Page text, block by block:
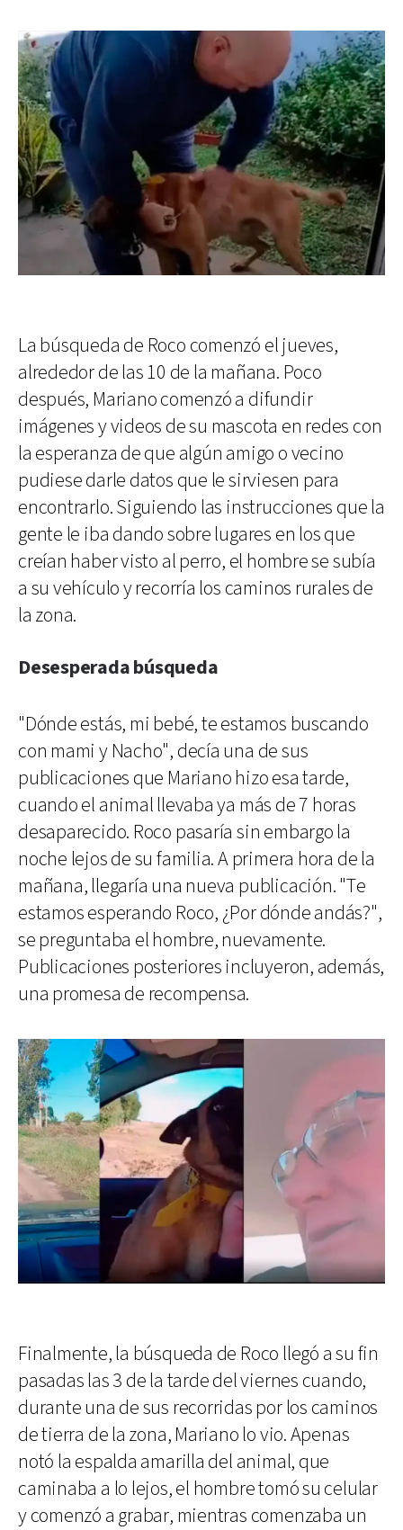
La búsqueda de Roco comenzó el jueves,
alrededor de las 10 de la mañana. Poco
después, Mariano comenzó a difundir
imágenes y videos de su mascota en redes con
la esperanza de que algún amigo o vecino
pudiese darle datos que le sirviesen para
encontrarlo. Siguiendo las instrucciones que la
gente le iba dando sobre lugares en los que
creían haber visto al perro, el hombre se subía
a su vehículo y recorría los caminos rurales de
la zona.
Desesperada búsqueda
"Dónde estás, mi bebé, te estamos buscando
con mami y Nacho", decía una de sus
publicaciones que Mariano hizo esa tarde,
cuando el animal llevaba ya más de 7 horas
desaparecido. Roco pasaría sin embargo la
noche lejos de su familia. A primera hora de la
mañana, llegaría una nueva publicación. "Te
estamos esperando Roco, ¿Por dónde andás?",
se preguntaba el hombre, nuevamente.
Publicaciones posteriores incluyeron, además,
una promesa de recompensa.
Finalmente, la búsqueda de Roco llegó a su fin
pasadas las 3 de la tarde del viernes cuando,
durante una de sus recorridas por los caminos
de tierra de la zona, Mariano lo vio. Apenas
notó la espalda amarilla del animal, que
caminaba a lo lejos, el hombre tomó su celular
y comenzó a grabar, mientras comenzaba un